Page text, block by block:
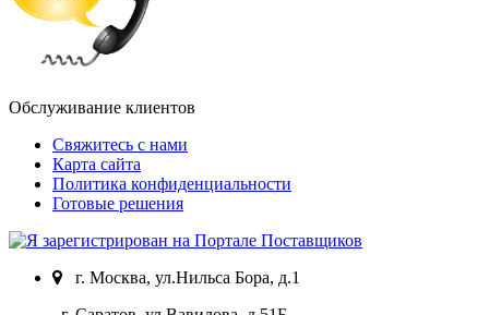
Обслуживание клиентов
Свяжитесь с нами
Карта сайта
Политика конфиденциальности
Готовые решения
г. Москва, ул.Нильса Бора, д.1